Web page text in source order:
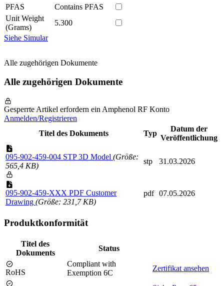
PFAS
Contains PFAS
Unit Weight
(Grams)
5.300
Siehe Simular
Alle zugehörigen Dokumente
Alle zugehörigen Dokumente
Gesperrte Artikel erfordern ein Amphenol RF Konto
Anmelden/Registrieren
Titel des Dokuments
Typ
Datum der
Veröffentlichung
095-902-459-004 STP 3D Model (Größe:
565,4 KB)
stp 31.03.2026
095-902-459-XXX PDF Customer
Drawing (Größe: 231,7 KB)
pdf 07.05.2026
Produktkonformität
Titel des
Dokuments
Status
RoHS
Compliant with
Exemption 6C
Zertifikat ansehen